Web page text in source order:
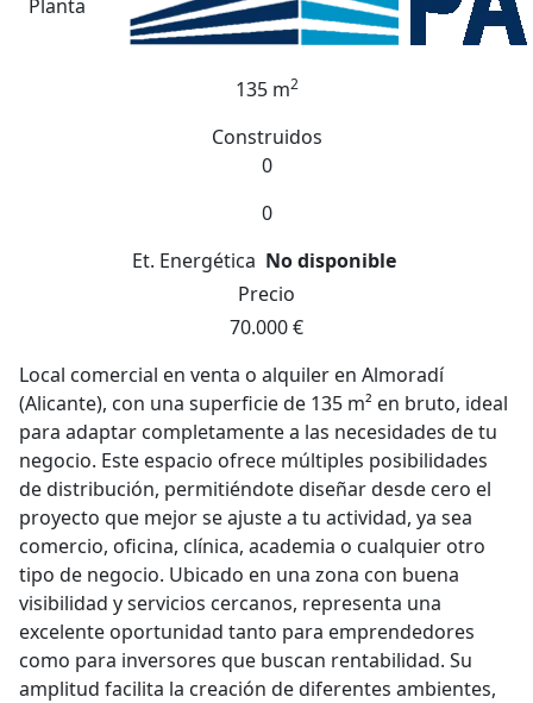
Planta
135 m2
Construidos
0
0
Et. Energética No disponible
Precio
70.000 €
Local comercial en venta o alquiler en Almoradí
(Alicante), con una superficie de 135 m² en bruto, ideal
para adaptar completamente a las necesidades de tu
negocio. Este espacio ofrece múltiples posibilidades
de distribución, permitiéndote diseñar desde cero el
proyecto que mejor se ajuste a tu actividad, ya sea
comercio, oficina, clínica, academia o cualquier otro
tipo de negocio. Ubicado en una zona con buena
visibilidad y servicios cercanos, representa una
excelente oportunidad tanto para emprendedores
como para inversores que buscan rentabilidad. Su
amplitud facilita la creación de diferentes ambientes,